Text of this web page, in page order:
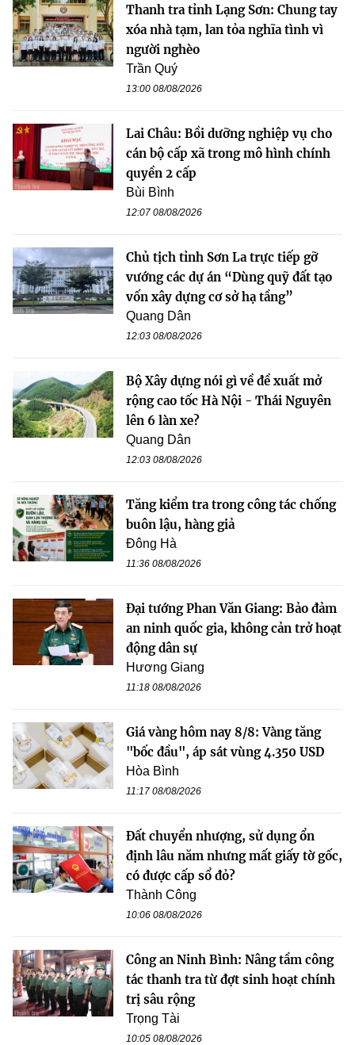
Thanh tra tỉnh Lạng Sơn: Chung tay
xóa nhà tạm, lan tỏa nghĩa tình vì
người nghèo
Trần Quý
13:00 08/08/2026
Lai Châu: Bồi dưỡng nghiệp vụ cho
cán bộ cấp xã trong mô hình chính
quyền 2 cấp
Bùi Bình
12:07 08/08/2026
Chủ tịch tỉnh Sơn La trực tiếp gỡ
vướng các dự án “Dùng quỹ đất tạo
vốn xây dựng cơ sở hạ tầng”
Quang Dân
12:03 08/08/2026
Bộ Xây dựng nói gì về đề xuất mở
rộng cao tốc Hà Nội - Thái Nguyên
lên 6 làn xe?
Quang Dân
12:03 08/08/2026
Tăng kiểm tra trong công tác chống
buôn lậu, hàng giả
Đông Hà
11:36 08/08/2026
Đại tướng Phan Văn Giang: Bảo đảm
an ninh quốc gia, không cản trở hoạt
động dân sự
Hương Giang
11:18 08/08/2026
Giá vàng hôm nay 8/8: Vàng tăng
"bốc đầu", áp sát vùng 4.350 USD
Hòa Bình
11:17 08/08/2026
Đất chuyển nhượng, sử dụng ổn
định lâu năm nhưng mất giấy tờ gốc,
có được cấp sổ đỏ?
Thành Công
10:06 08/08/2026
Công an Ninh Bình: Nâng tầm công
tác thanh tra từ đợt sinh hoạt chính
trị sâu rộng
Trọng Tài
10:05 08/08/2026